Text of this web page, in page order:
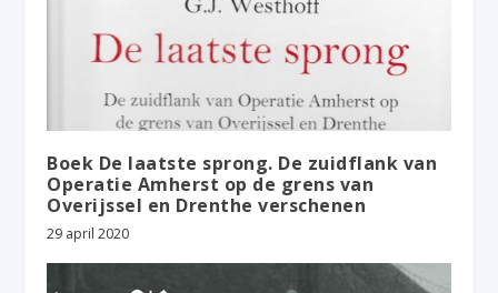
Boek De laatste sprong. De zuidflank van
Operatie Amherst op de grens van
Overijssel en Drenthe verschenen
29 april 2020